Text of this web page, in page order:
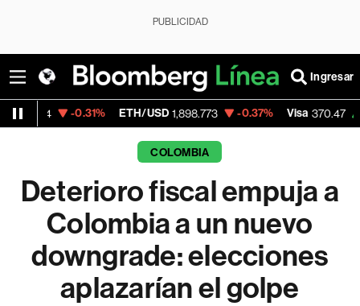
PUBLICIDAD
Ingresar
ETH/USD 1,898.773 -0.37% Visa 370.47 +0.52%
COLOMBIA
Deterioro fiscal empuja a
Colombia a un nuevo
downgrade: elecciones
aplazarían el golpe